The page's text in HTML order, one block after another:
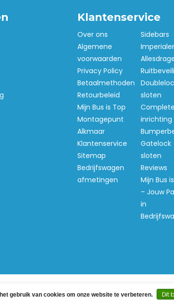
Klantenservice
Over ons
Algemene
voorwaarden
Privacy Policy
Betaalmethoden
Retourbeleid
Mijn Bus is Top
Montagepunt
Alkmaar
Klantenservice
Sitemap
Bedrijfswagen
afmetingen
Sidebars
sloten
inrichting
Gatelock
sloten
Reviews
Mijn Bus
– Jouw
in
Bus is Top -Webshop laten maken door
gebruik van cookies om onze website te verbeteren. Dit